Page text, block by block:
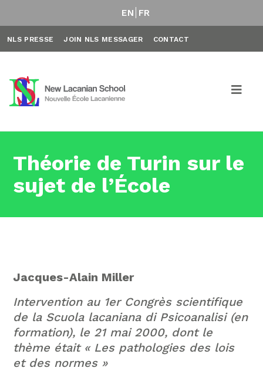
EN FR
NLS PRESSE JOIN NLS MESSAGER CONTACT
Théorie de Turin sur le
sujet de l’École
Jacques-Alain Miller
Intervention au 1er Congrès scientifique
de la Scuola lacaniana di Psicoanalisi (en
formation), le 21 mai 2000, dont le
thème était « Les pathologies des lois
et des normes »